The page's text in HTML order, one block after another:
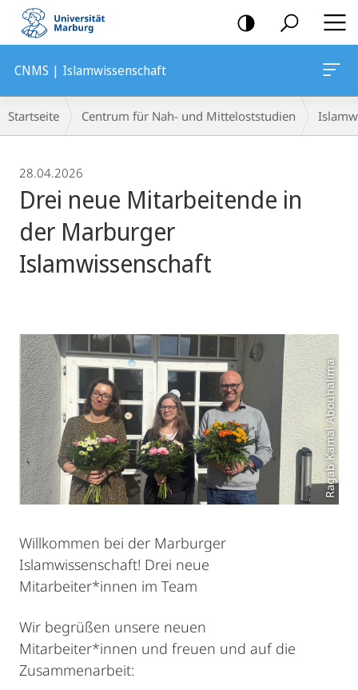
Mobile-
Navigation
CNMS | Islamwissenschaft
Breadcrumb-
Navigation
Startseite Centrum für Nah- und Mitteloststudien
28.04.2026
Drei neue Mitarbeitende in
der Marburger
Islamwissenschaft
Ragab Kamal Abouhalima
Willkommen bei der Marburger
Islamwissenschaft! Drei neue
Mitarbeiter*innen im Team
Wir begrüßen unsere neuen
Mitarbeiter*innen und freuen und auf die
Zusammenarbeit: